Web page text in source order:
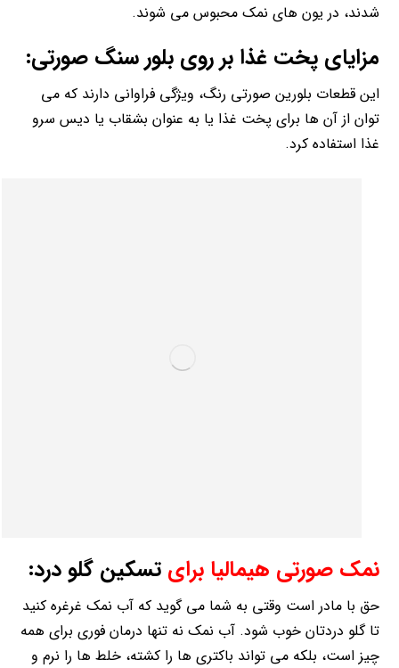
شدند، در یون های نمک محبوس می شوند.
مزایای پخت غذا بر روی بلور سنگ صورتی:
این قطعات بلورین صورتی رنگ، ویژگی فراوانی دارند که می
توان از آن ها برای پخت غذا یا به عنوان بشقاب یا دیس سرو
غذا استفاده کرد.
نمک صورتی هیمالیا برایتسکین گلو درد:
حق با مادر است وقتی به شما می گوید که آب نمک غرغره کنید
تا گلو دردتان خوب شود. آب نمک نه تنها درمان فوری برای همه
چیز است، بلکه می تواند باکتری ها را کشته، خلط ها را نرم و